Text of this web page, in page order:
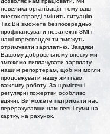
невелика організація, тому ваш
внесок справді змінить ситуацію.
Так Ви зможете безпосередньо
профінансувати незалежні ЗМІ і
наші кореспонденти зможуть
отримувати зарплатню. Завдяки
Вашому добровільному внеску ми
зможемо виплачувати зарплату
нашим репортерам, щоб ми могли
продовжувати нашу життєво
важливу роботу. За щомісячні
регулярні пожертви особливо
вдячні. Ви можете підтримати нас,
перерахувавши нам певні суми на
картку, на рахунок.